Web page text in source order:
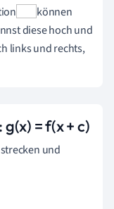
können
diese hoch und
links und rechts,
= f(x + c)
und